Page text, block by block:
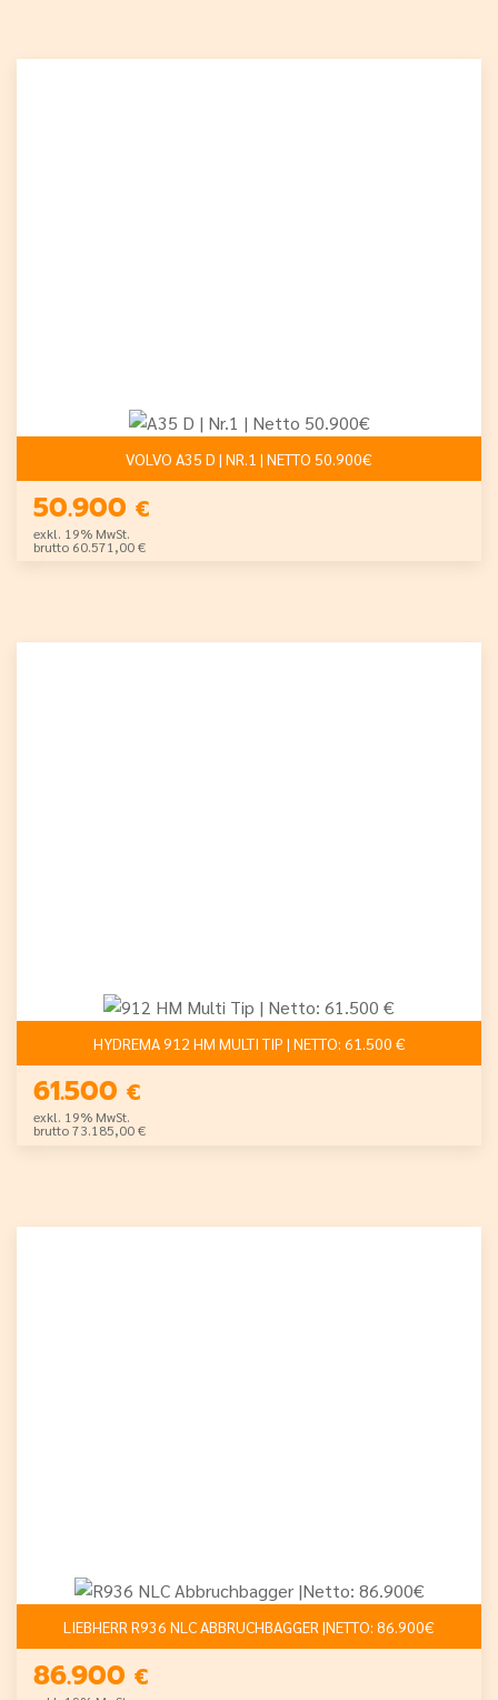
VOLVO A35 D | NR.1 | NETTO 50.900€
50.900 €
exkl. 19% MwSt.
brutto 60.571,00 €
HYDREMA 912 HM MULTI TIP | NETTO: 61.500 €
61.500 €
exkl. 19% MwSt.
brutto 73.185,00 €
LIEBHERR R936 NLC ABBRUCHBAGGER |NETTO: 86.900€
86.900 €